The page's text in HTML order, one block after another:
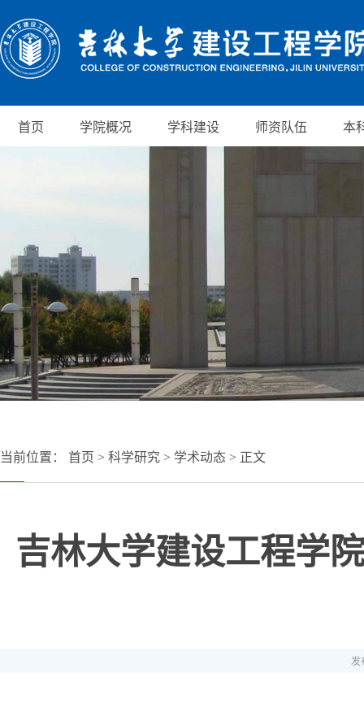
首页 学院概况 学科建设 师资队伍 本
当前位置： 首页 > 科学研究 > 学术动态 > 正文
吉林大学建设工程学
发